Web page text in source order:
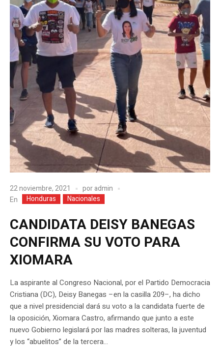
22 noviembre, 2021 poradmin
En
Honduras Nacionales
CANDIDATA DEISY BANEGAS
CONFIRMA SU VOTO PARA
XIOMARA
La aspirante al Congreso Nacional, por el Partido Democracia
Cristiana (DC), Deisy Banegas –en la casilla 209–, ha dicho
que a nivel presidencial dará su voto a la candidata fuerte de
la oposición, Xiomara Castro, afirmando que junto a este
nuevo Gobierno legislará por las madres solteras, la juventud
y los “abuelitos” de la tercera...